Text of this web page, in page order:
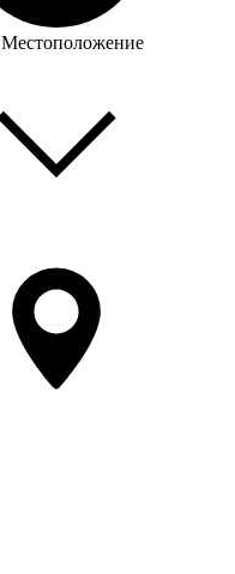
Местоположение